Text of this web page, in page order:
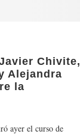
Chivite,
Alejandra
la
ayer el curso de